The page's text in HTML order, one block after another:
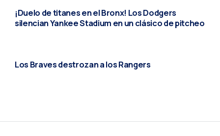
¡Duelo de titanes en el Bronx! Los Dodgers
silencian Yankee Stadium en un clásico de pitcheo
Los Braves destrozan a los Rangers